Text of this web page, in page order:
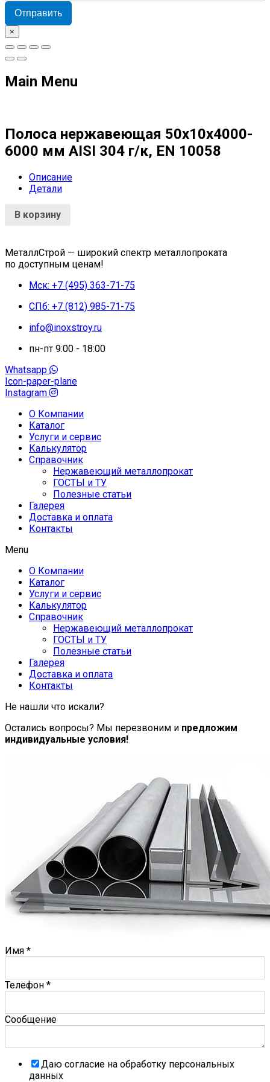
Отправить
×
Main Menu
Полоса нержавеющая 50х10х4000-
6000 мм AISI 304 г/к, EN 10058
Описание
Детали
В корзину
МеталлСтрой — широкий спектр металлопроката
по доступным ценам!
Мск: +7 (495) 363-71-75
СПб: +7 (812) 985-71-75
info@inoxstroy.ru
пн-пт 9:00 - 18:00
Whatsapp
Icon-paper-plane
Instagram
О Компании
Каталог
Услуги и сервис
Калькулятор
Справочник
Нержавеющий металлопрокат
ГОСТЫ и ТУ
Полезные статьи
Галерея
Доставка и оплата
Контакты
Menu
О Компании
Каталог
Услуги и сервис
Калькулятор
Справочник
Нержавеющий металлопрокат
ГОСТЫ и ТУ
Полезные статьи
Галерея
Доставка и оплата
Контакты
Не нашли что искали?
Остались вопросы? Мы перезвоним и предложим
индивидуальные условия!
Имя *
Телефон *
Сообщение
Даю согласие на обработку персональных
данных